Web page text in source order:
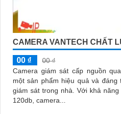
CAMERA VANTECH CHẤT
00 ₫
00 ₫
Camera giám sát cấp nguồn
một sản phẩm hiệu quả và
giám sát trong nhà. Với khả năng chống ngược sáng DWDR
120db, camera...